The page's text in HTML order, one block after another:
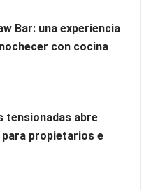
abre nuevos frentes
en la recuperación de la
Bar: una experiencia
con cocina
tensionadas abre
propietarios e